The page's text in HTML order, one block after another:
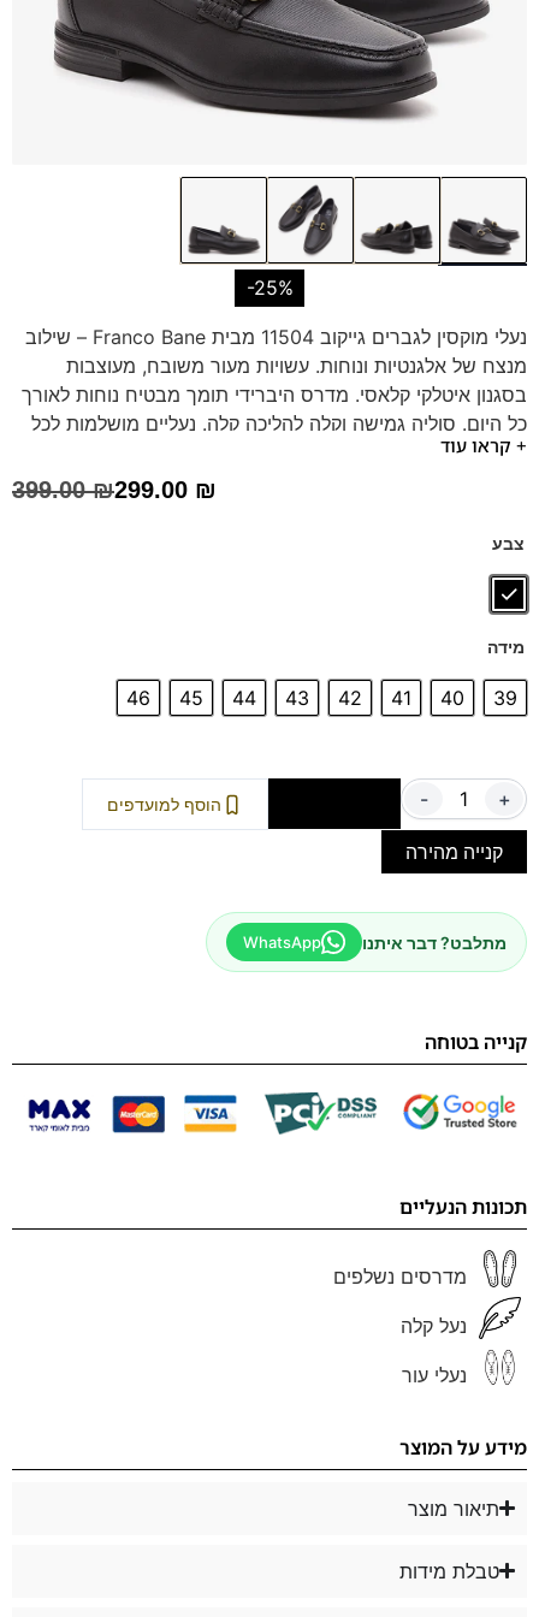
-25%
נעלי מוקסין לגברים גייקוב 11504 מבית Franco Bane – שילוב
מנצח של אלגנטיות ונוחות. עשויות מעור משובח, מעוצבות
בסגנון איטלקי קלאסי. מדרס היברידי תומך מבטיח נוחות לאורך
כל היום. סוליה גמישה וקלה להליכה קלה. נעליים מושלמות לכל
אירוע – בעבודה, בפגישה או בבילוי.
+ קראו עוד
399.00₪299.00 ₪
צבע
מידה
39
40
41
42
43
44
45
46
- + הוסף למועדפים
קנייה מהירה
מתלבט? דבר איתנו WhatsApp
קנייה בטוחה
תכונות הנעליים
מדרסים נשלפים
נעל קלה
נעלי עור
מידע על המוצר
תיאור מוצר
טבלת מידות